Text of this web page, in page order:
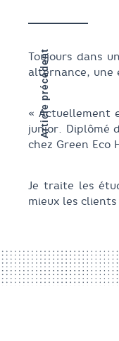
Toujours dans
alternance, une
« Actuellement
junior. Diplômé
chez Green Eco
Je traite les
mieux les
Article précédent